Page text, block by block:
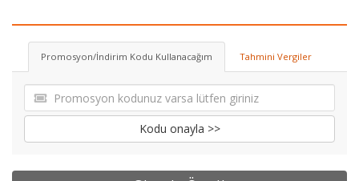
Promosyon/İndirim Kodu Kullanacağım Tahmini Vergiler
Kodu onayla >>